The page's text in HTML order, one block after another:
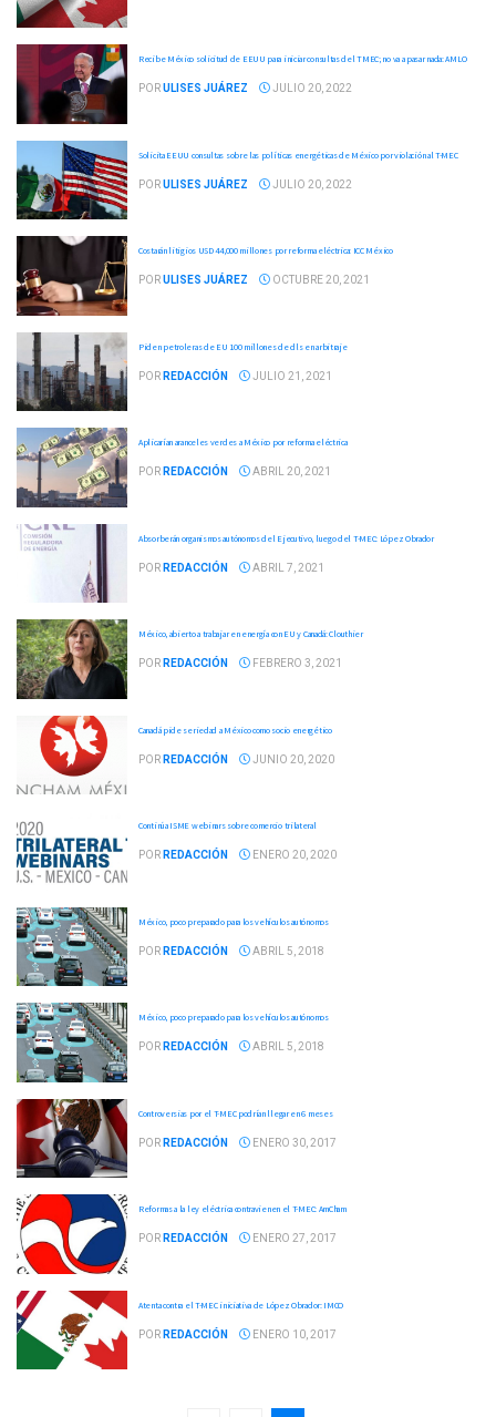
Recibe México solicitud de EEUU para iniciar consultas del TMEC; no va a pasar nada: AMLO
PORULISES JUÁREZ JULIO 20, 2022
Solicita EEUU consultas sobre las políticas energéticas de México por violación al T-MEC
PORULISES JUÁREZ JULIO 20, 2022
Costarán litigios USD 44,000 millones por reforma eléctrica: ICC México
PORULISES JUÁREZ OCTUBRE 20, 2021
Piden petroleras de EU 100 millones de dls en arbitraje
POR REDACCIÓN JULIO 21, 2021
Aplicarían aranceles verdes a México por reforma eléctrica
POR REDACCIÓN ABRIL 20, 2021
Absorberán organismos autónomos del Ejecutivo, luego del T-MEC: López Obrador
POR REDACCIÓN ABRIL 7, 2021
México, abierto a trabajar en energía con EU y Canadá: Clouthier
POR REDACCIÓN FEBRERO 3, 2021
Canadá pide seriedad a México como socio energético
POR REDACCIÓN JUNIO 20, 2020
Continúa ISME webinars sobre comercio trilateral
POR REDACCIÓN ENERO 20, 2020
México, poco preparado para los vehículos autónomos
POR REDACCIÓN ABRIL 5, 2018
México, poco preparado para los vehículos autónomos
POR REDACCIÓN ABRIL 5, 2018
Controversias por el T-MEC podrían llegar en 6 meses
POR REDACCIÓN ENERO 30, 2017
Reformas a la ley eléctrica contravienen el T-MEC: AmCham
POR REDACCIÓN ENERO 27, 2017
Atenta contra el T-MEC iniciativa de López Obrador: IMCO
POR REDACCIÓN ENERO 10, 2017